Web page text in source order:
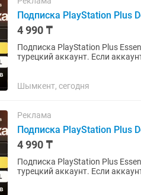
Подписка PlayStation Plus
4 990 ₸
Подписка PlayStation Plus
турецкий аккаунт. Если аккаунта нет - открою новый.
Шымкент, сегодня
Реклама
Подписка PlayStation Plus
4 990 ₸
Подписка PlayStation Plus
турецкий аккаунт. Если аккаунта нет - открою новый.